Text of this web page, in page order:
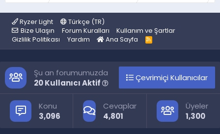
Ryzer Light
Türkçe (TR)
Bize Ulaşın
Forum Kuralları
Kullanım ve Şartlar
Gizlilik Politikası
Yardım Ana Sayfa
R
S
Şu an forumumuzda
20 Kullanıcı Aktif
Çevrimiçi Kullanıcılar
Konu
3,096
Cevaplar
4,801
Üyeler
1,300